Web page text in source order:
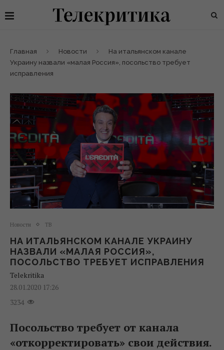
Главная Новости
На итальянском канале
Украину назвали «малая Россия», посольство требует
исправления
Новости ТВ
НА ИТАЛЬЯНСКОМ КАНАЛЕ УКРАИНУ
НАЗВАЛИ «МАЛАЯ РОССИЯ»,
ПОСОЛЬСТВО ТРЕБУЕТ ИСПРАВЛЕНИЯ
Telekritika
28.01.2020 17:26
3234
Посольство требует от канала
«откорректировать» свои действия.